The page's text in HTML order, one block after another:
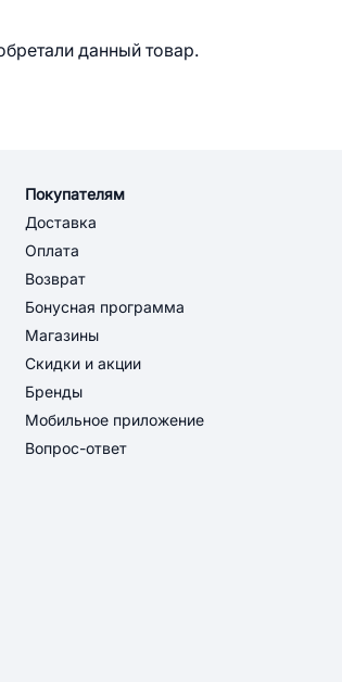
данный товар.
Покупателям
Доставка
Оплата
Возврат
Бонусная программа
Магазины
Скидки и акции
Бренды
Мобильное приложение
Вопрос-ответ